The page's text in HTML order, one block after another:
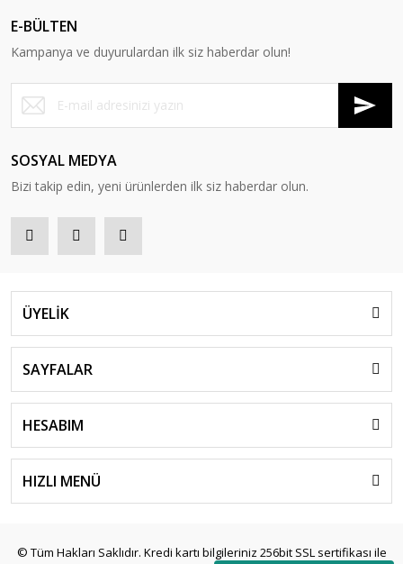
E-BÜLTEN
Kampanya ve duyurulardan ilk siz haberdar olun!
SOSYAL MEDYA
Bizi takip edin, yeni ürünlerden ilk siz haberdar olun.
ÜYELİK
SAYFALAR
HESABIM
HIZLI MENÜ
© Tüm Hakları Saklıdır. Kredi kartı bilgileriniz 256bit SSL sertifikası ile